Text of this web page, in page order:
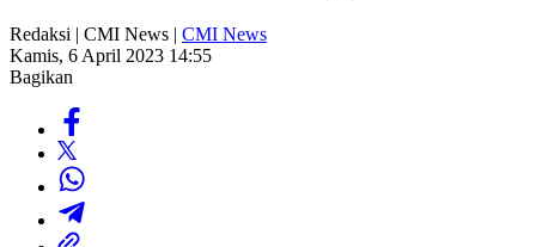
Redaksi | CMI News | CMI News
Kamis, 6 April 2023 14:55
Bagikan